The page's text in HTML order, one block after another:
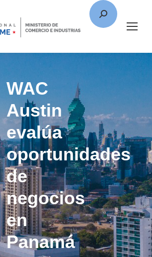
WAC
Austin
evalúa
oportunidades
de
negocios
en
Panamá